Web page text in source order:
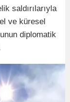
saldırılarıyla
ve küresel
diplomatik